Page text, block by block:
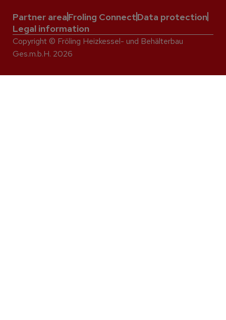
Partner areaFroling ConnectData protection
Legal information
Copyright © Fröling Heizkessel- und Behälterbau
Ges.m.b.H. 2026